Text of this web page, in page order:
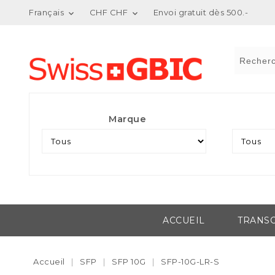
Français  CHF CHF  Envoi gratuit dès 500.-
Marque
ACCUEIL
Accueil SFP SFP 10G SFP-10G-LR-S